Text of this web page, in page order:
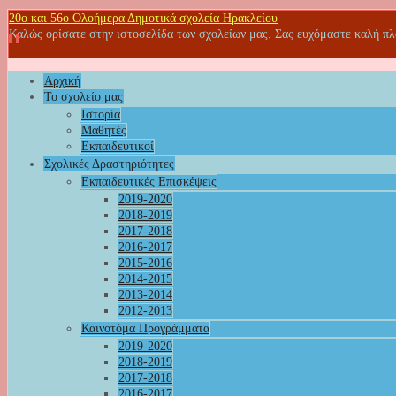
20o και 56ο Ολοήμερα Δημοτικά σχολεία Ηρακλείου
Καλώς ορίσατε στην ιστοσελίδα των σχολείων μας. Σας ευχόμαστε καλή
Αρχική
Το σχολείο μας
Ιστορία
Μαθητές
Εκπαιδευτικοί
Σχολικές Δραστηριότητες
Εκπαιδευτικές Επισκέψεις
2019-2020
2018-2019
2017-2018
2016-2017
2015-2016
2014-2015
2013-2014
2012-2013
Καινοτόμα Προγράμματα
2019-2020
2018-2019
2017-2018